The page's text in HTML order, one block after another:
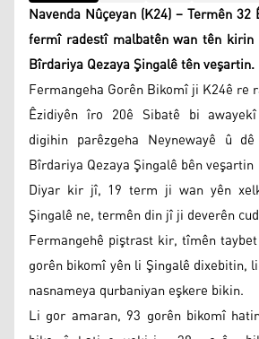
Navenda Nûçeyan (K24) – Termên
fermî radestî malbatên wan tên
Bîrdariya Qezaya Şingalê tên veşartin.
Fermangeha Gorên Bikomî ji K24ê re
Êzidiyên îro 20ê Sibatê bi
digihin parêzgeha Neynewayê û
Bîrdariya Qezaya Şingalê bên veşartin
Diyar kir jî, 19 term ji wan yên
Şingalê ne, termên din jî ji deverên
Fermangehê piştrast kir, tîmên
gorên bikomî yên li Şingalê dixebitin,
nasnameya qurbaniyan eşkere bikin.
Li gor amaran, 93 gorên bikomî